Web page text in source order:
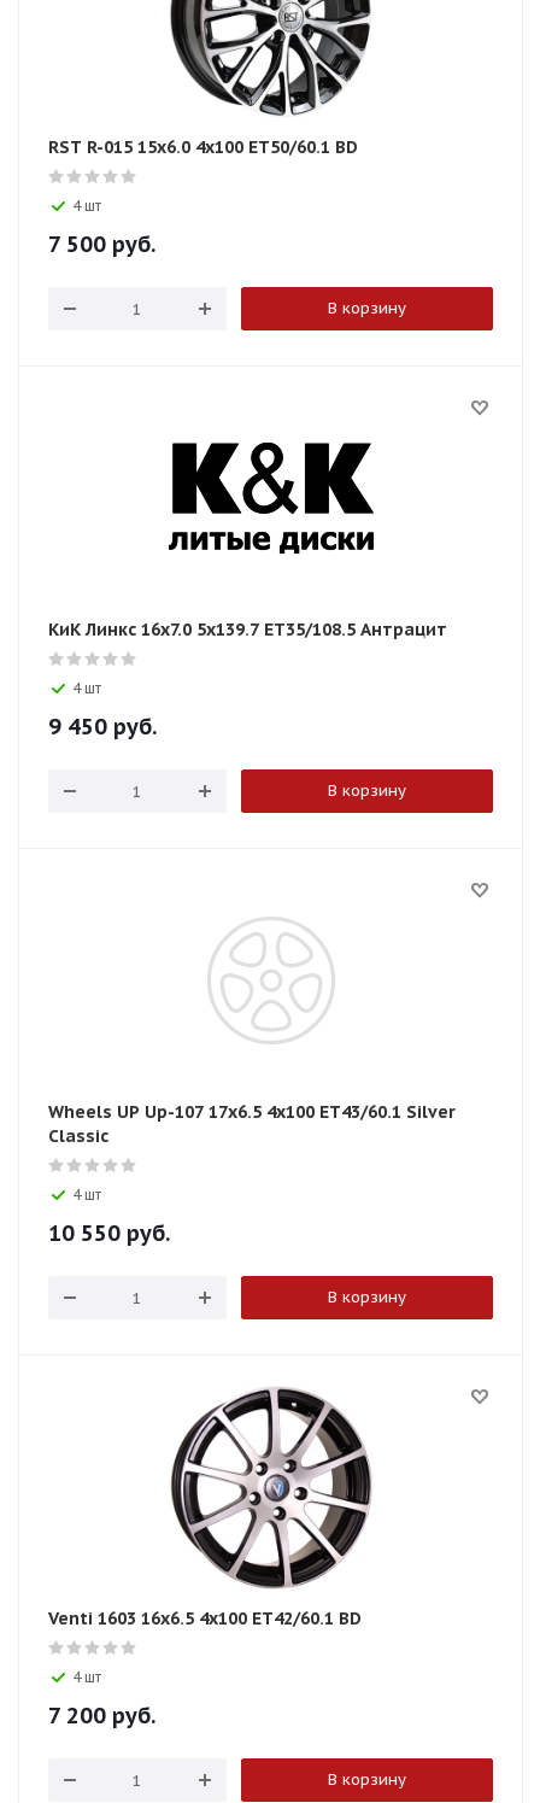
RST R-015 15x6.0 4x100 ET50/60.1 BD
4 шт
7 500 руб.
В корзину
КиК Линкс 16x7.0 5x139.7 ET35/108.5 Антрацит
4 шт
9 450 руб.
В корзину
Wheels UP Up-107 17x6.5 4x100 ET43/60.1 Silver
Classic
4 шт
10 550 руб.
В корзину
Venti 1603 16x6.5 4x100 ET42/60.1 BD
4 шт
7 200 руб.
В корзину